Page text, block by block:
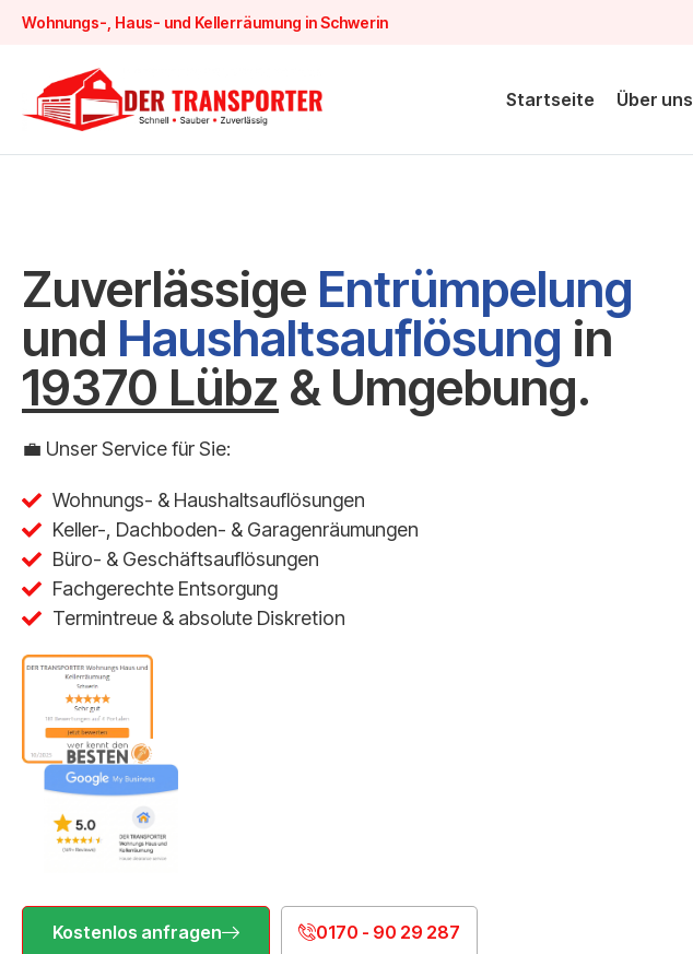
Wohnungs-, Haus- und Kellerräumung in Schwerin
Startseite Über uns
Zuverlässige Entrümpelung
und Haushaltsauflösung in
19370 Lübz & Umgebung.
💼 Unser Service für Sie:
Wohnungs- & Haushaltsauflösungen
Keller-, Dachboden- & Garagenräumungen
Büro- & Geschäftsauflösungen
Fachgerechte Entsorgung
Termintreue & absolute Diskretion
Kostenlos anfragen 0170 - 90 29 287